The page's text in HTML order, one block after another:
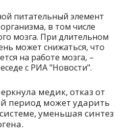
питательный элемент
в том числе
мозга. При длительном
может снижаться, что
на работе мозга, –
с РИА "Новости".
медик, отказ от
период может ударить
уменьшая синтез